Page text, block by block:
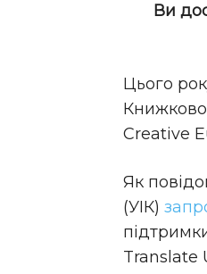
Ви
Цього
Creative
Як
(УІК)
Translate